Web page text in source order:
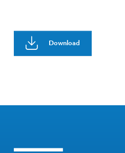
Download